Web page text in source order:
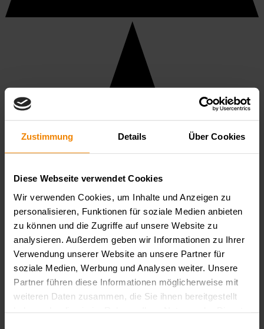
Zustimmung Details Über Cookies
Diese Webseite verwendet Cookies
Wir verwenden Cookies, um Inhalte und Anzeigen zu
personalisieren, Funktionen für soziale Medien anbieten
zu können und die Zugriffe auf unsere Website zu
analysieren. Außerdem geben wir Informationen zu Ihrer
Verwendung unserer Website an unsere Partner für
soziale Medien, Werbung und Analysen weiter. Unsere
Partner führen diese Informationen möglicherweise mit
weiteren Daten zusammen, die Sie ihnen bereitgestellt